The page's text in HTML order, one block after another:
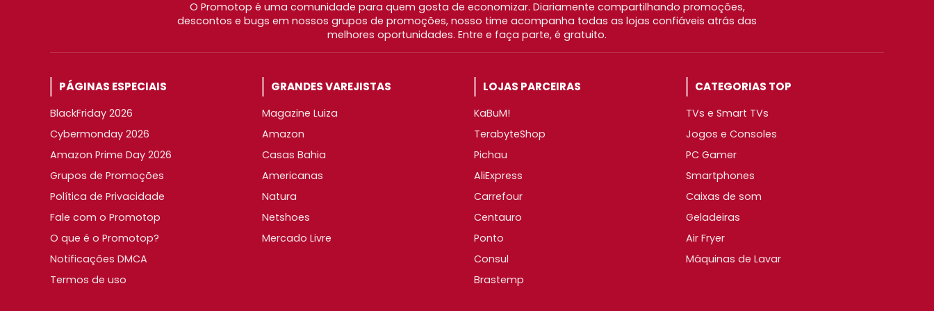
O Promotop é uma comunidade para quem gosta de economizar. Diariamente compartilhando promoções,
descontos e bugs em nossos grupos de promoções, nosso time acompanha todas as lojas confiáveis atrás das
melhores oportunidades. Entre e faça parte, é gratuito.
PÁGINAS ESPECIAIS
BlackFriday 2026
Cybermonday 2026
Amazon Prime Day 2026
Grupos de Promoções
Política de Privacidade
Fale com o Promotop
O que é o Promotop?
Notificações DMCA
Termos de uso
GRANDES VAREJISTAS
Magazine Luiza
Amazon
Casas Bahia
Americanas
Natura
Netshoes
Mercado Livre
LOJAS PARCEIRAS
KaBuM!
TerabyteShop
Pichau
AliExpress
Carrefour
Centauro
Ponto
Consul
Brastemp
CATEGORIAS TOP
TVs e Smart TVs
Jogos e Consoles
PC Gamer
Smartphones
Caixas de som
Geladeiras
Air Fryer
Máquinas de Lavar